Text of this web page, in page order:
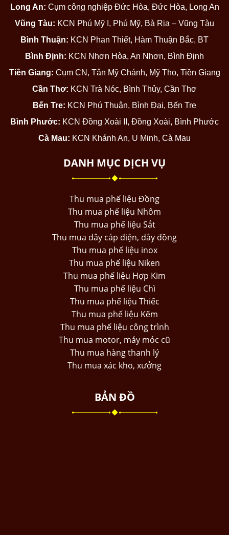
Long An: Cụm công nghiệp Đức Hòa, Đức Hòa, Long An
Vũng Tàu: KCN Phú Mỹ I, Phú Mỹ, Bà Rịa – Vũng Tàu
Bình Thuận: KCN Phan Thiết, Hàm Thuận Bắc, BT
Bình Định: KCN Nhơn Hòa, An Nhơn, Bình Định
Tiền Giang: Cụm CN, Tân Mỹ Chánh, Mỹ Tho, Tiền Giang
Cần Thơ: KCN Trà Nóc, Bình Thủy, Cần Thơ
Bến Tre: KCN Phú Thuận, Bình Đại, Bến Tre
Bình Phước: KCN Đồng Xoài II, Đồng Xoài, Bình Phước
Cà Mau: KCN Khánh An, U Minh, Cà Mau
DANH MỤC DỊCH VỤ
Thu mua phế liệu Đồng
Thu mua phế liệu Nhôm
Thu mua phế liệu Sắt
Thu mua dây cáp điện, dây đồng
Thu mua phế liệu inox
Thu mua phế liệu Niken
Thu mua phế liệu Hợp Kim
Thu mua phế liệu Chì
Thu mua phế liệu Thiếc
Thu mua phế liệu Kẽm
Thu mua phế liệu công trình
Thu mua motor, máy móc cũ
Thu mua hàng thanh lý
Thu mua xác kho, xưởng
BẢN ĐỒ